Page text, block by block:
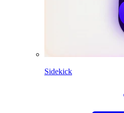
Sidekick